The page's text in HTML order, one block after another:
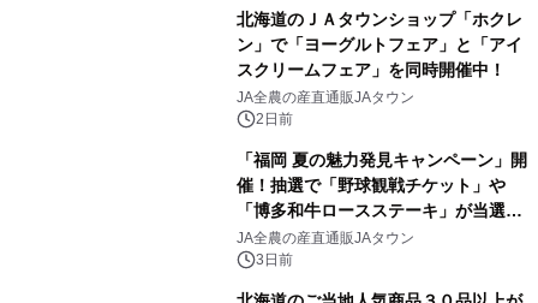
北海道のＪＡタウンショップ「ホクレ
ン」で「ヨーグルトフェア」と「アイ
スクリームフェア」を同時開催中！
JA全農の産直通販JAタウン
2日前
「福岡 夏の魅力発見キャンペーン」開
催！抽選で「野球観戦チケット」や
「博多和牛ロースステーキ」が当選！
さらに500円クーポンプレゼント～Ｊ
Ａタウン「博多うまかショップ」で８
月１１日まで～
JA全農の産直通販JAタウン
3日前